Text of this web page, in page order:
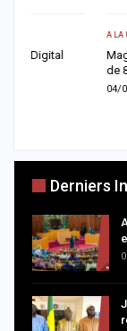
Magal 2026 : les
de 800 victimes,
04/08/2026 à 18:52
Derniers